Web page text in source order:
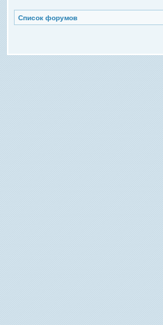
Список форумов